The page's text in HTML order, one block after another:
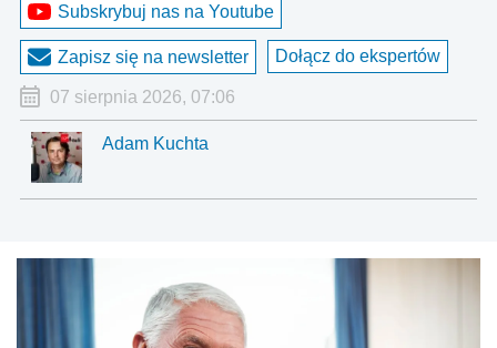
Subskrybuj nas na Youtube
Zapisz się na newsletter Dołącz do ekspertów
07 sierpnia 2026, 07:06
Adam Kuchta